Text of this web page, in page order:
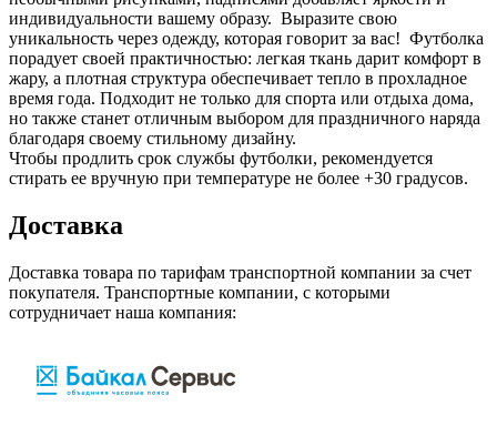
индивидуальности вашему образу. Выразите свою
уникальность через одежду, которая говорит за вас! Футболка
порадует своей практичностью: легкая ткань дарит комфорт в
жару, а плотная структура обеспечивает тепло в прохладное
время года. Подходит не только для спорта или отдыха дома,
но также станет отличным выбором для праздничного наряда
благодаря своему стильному дизайну.
Чтобы продлить срок службы футболки, рекомендуется
стирать ее вручную при температуре не более +30 градусов.
Доставка
Доставка товара по тарифам транспортной компании за счет
покупателя. Транспортные компании, с которыми
сотрудничает наша компания: